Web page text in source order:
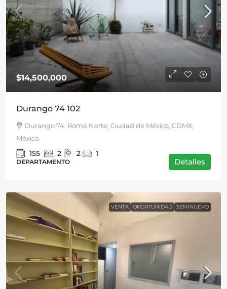
$14,500,000
Durango 74 102
Durango 74, Roma Norte, Ciudad de México, CDMX,
México
155 2 2 1
DEPARTAMENTO Detalles
VENTA OPORTUNIDAD SEMINUEVO